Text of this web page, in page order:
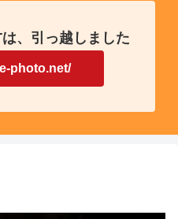
、引っ越しました
photo.net/